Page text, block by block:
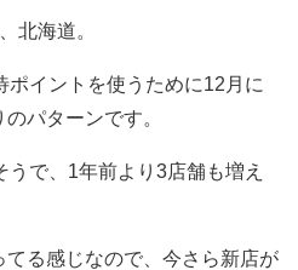
北海道。
ポイントを使うために12月に
パターンです。
で、1年前より3店舗も増え
る感じなので、今さら新店が